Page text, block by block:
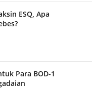
ESQ, Apa
Para BOD-1